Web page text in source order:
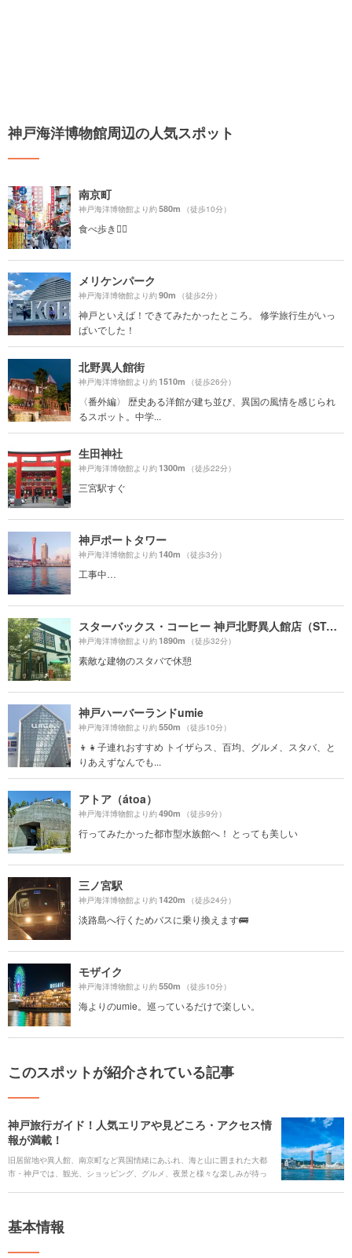
神戸海洋博物館周辺の人気スポット
南京町
神戸海洋博物館より約580m （徒歩10分）
食べ歩き🚶‍♀️
メリケンパーク
神戸海洋博物館より約90m （徒歩2分）
神戸といえば！できてみたかったところ。 修学旅行生がいっ
ぱいでした！
北野異人館街
神戸海洋博物館より約1510m （徒歩26分）
〈番外編〉 歴史ある洋館が建ち並び、異国の風情を感じられ
るスポット。中学...
生田神社
神戸海洋博物館より約1300m （徒歩22分）
三宮駅すぐ
神戸ポートタワー
神戸海洋博物館より約140m （徒歩3分）
工事中…
スターバックス・コーヒー 神戸北野異人館店（STARBUCKS COFFEE）
神戸海洋博物館より約1890m （徒歩32分）
素敵な建物のスタバで休憩
神戸ハーバーランドumie
神戸海洋博物館より約550m （徒歩10分）
👦👧子連れおすすめ トイザらス、百均、グルメ、スタバ、と
りあえずなんでも...
アトア（átoa）
神戸海洋博物館より約490m （徒歩9分）
行ってみたかった都市型水族館へ！ とっても美しい
三ノ宮駅
神戸海洋博物館より約1420m （徒歩24分）
淡路島へ行くためバスに乗り換えます🚌
モザイク
神戸海洋博物館より約550m （徒歩10分）
海よりのumie。巡っているだけで楽しい。
このスポットが紹介されている記事
神戸旅行ガイド！人気エリアや見どころ・アクセス情
報が満載！
旧居留地や異人館、南京町など異国情緒にあふれ、海と山に囲まれた大都
市・神戸では、観光、ショッピング、グルメ、夜景と様々な楽しみが待っ
ご紹介します。
基本情報